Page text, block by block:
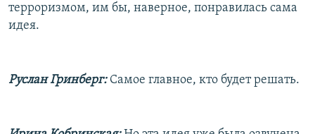
терроризмом, им бы, наверное, понравилась сама
идея.
Руслан Гринберг:Самое главное, кто будет решать.